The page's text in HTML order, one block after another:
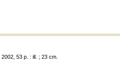
53 p. : ill. ; 23 cm.